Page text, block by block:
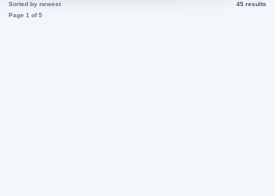
Sorted by newest
45 results
Page 1 of 5